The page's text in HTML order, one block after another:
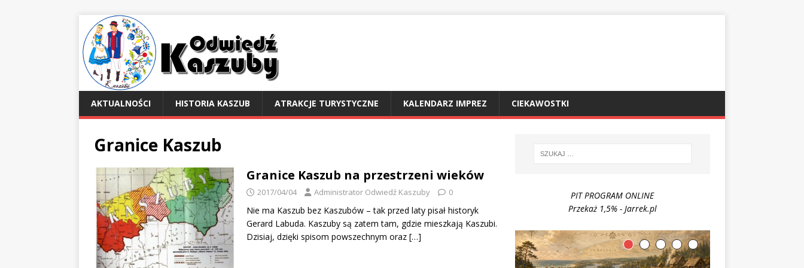
AKTUALNOŚCI HISTORIA KASZUB ATRAKCJE TURYSTYCZNE KALENDARZ IMPREZ CIEKAWOSTKI
Granice Kaszub
Granice Kaszub na przestrzeni wieków
2017/04/04 Administrator Odwiedź Kaszuby 0
Nie ma Kaszub bez Kaszubów – tak przed laty pisał historyk
Gerard Labuda. Kaszuby są zatem tam, gdzie mieszkają Kaszubi.
Dzisiaj, dzięki spisom powszechnym oraz […]
PIT PROGRAM ONLINE
Przekaż 1,5% - Jarrek.pl